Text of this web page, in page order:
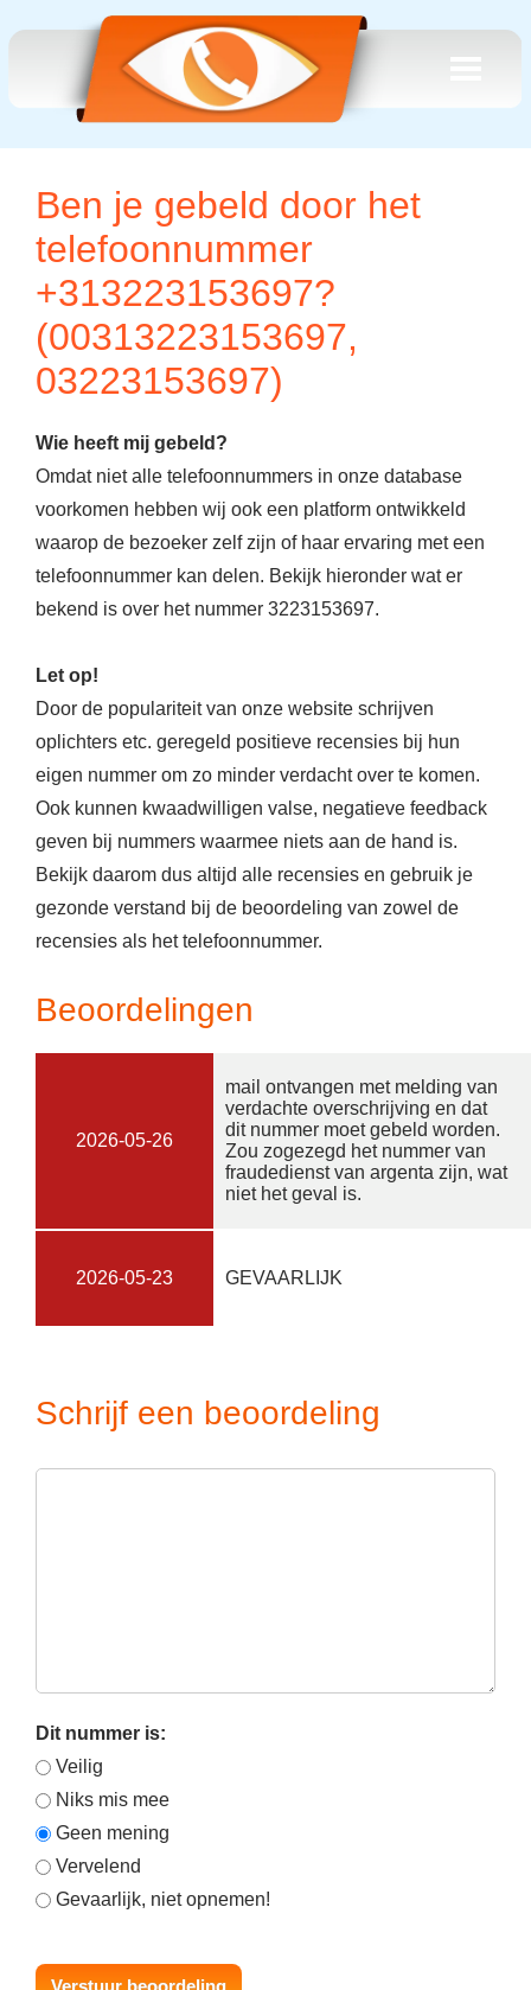
Ben je gebeld door het
telefoonnummer
+313223153697?
(00313223153697,
03223153697)
Wie heeft mij gebeld?
Omdat niet alle telefoonnummers in onze database
voorkomen hebben wij ook een platform ontwikkeld
waarop de bezoeker zelf zijn of haar ervaring met een
telefoonnummer kan delen. Bekijk hieronder wat er
bekend is over het nummer 3223153697.
Let op!
Door de populariteit van onze website schrijven
oplichters etc. geregeld positieve recensies bij hun
eigen nummer om zo minder verdacht over te komen.
Ook kunnen kwaadwilligen valse, negatieve feedback
geven bij nummers waarmee niets aan de hand is.
Bekijk daarom dus altijd alle recensies en gebruik je
gezonde verstand bij de beoordeling van zowel de
recensies als het telefoonnummer.
Beoordelingen
2026-05-26
mail ontvangen met melding van
verdachte overschrijving en dat
dit nummer moet gebeld worden.
Zou zogezegd het nummer van
fraudedienst van argenta zijn, wat
niet het geval is.
2026-05-23 GEVAARLIJK
Schrijf een beoordeling
Dit nummer is:
Veilig
Niks mis mee
Geen mening
Vervelend
Gevaarlijk, niet opnemen!